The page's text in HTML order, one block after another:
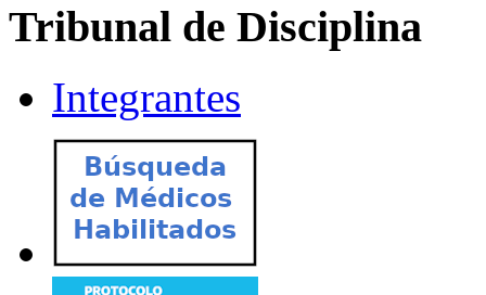
Tribunal de Disciplina
Integrantes